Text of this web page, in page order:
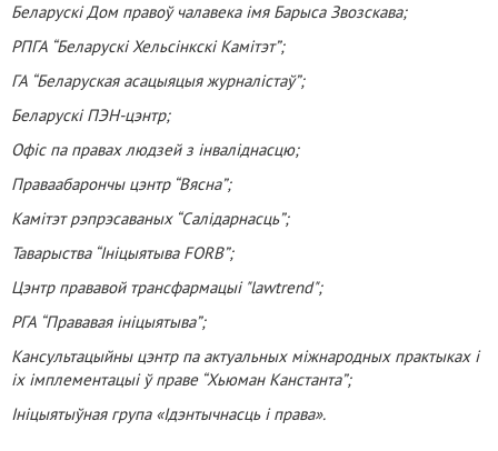
Беларускі Дом правоў чалавека імя Барыса Звозскава;
РПГА “Беларускі Хельсінкскі Камітэт”;
ГА “Беларуская асацыяцыя журналістаў”;
Беларускі ПЭН-цэнтр;
Офіс па правах людзей з інваліднасцю;
Праваабарончы цэнтр “Вясна”;
Камітэт рэпрэсаваных “Салідарнасць”;
Таварыства “Ініцыятыва FORB”;
Цэнтр прававой трансфармацыі "lawtrend";
РГА “Прававая ініцыятыва”;
Кансультацыйны цэнтр па актуальных міжнародных практыках і
іх імплементацыі ў праве “Хьюман Канстанта”;
Ініцыятыўная група «Ідэнтычнасць і права».